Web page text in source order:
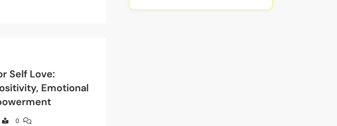
Self Love:
Emotional
0